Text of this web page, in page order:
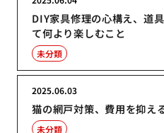
DIY家具修理の心構え、道
て何より楽しむこと
未分類
猫の網戸対策、費用を抑え
2025.06.03
未分類